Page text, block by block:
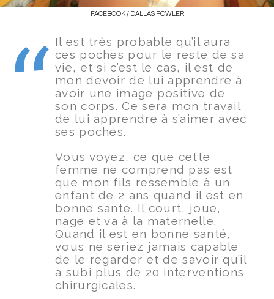
FACEBOOK / DALLAS FOWLER
Il est très probable qu’il aura
ces poches pour le reste de sa
vie, et si c’est le cas, il est de
mon devoir de lui apprendre à
avoir une image positive de
son corps. Ce sera mon travail
de lui apprendre à s’aimer avec
ses poches.
Vous voyez, ce que cette
femme ne comprend pas est
que mon fils ressemble à un
enfant de 2 ans quand il est en
bonne santé. Il court, joue,
nage et va à la maternelle.
Quand il est en bonne santé,
vous ne seriez jamais capable
de le regarder et de savoir qu’il
a subi plus de 20 interventions
chirurgicales.